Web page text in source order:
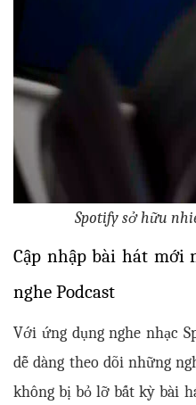
Spotify sở hữu
Cập nhập bài hát mới
nghe Podcast
Với ứng dụng nghe nhạc
dễ dàng theo dõi những
không bị bỏ lỡ bất kỳ bài